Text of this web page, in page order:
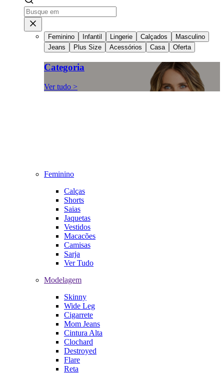
Feminino Infantil Lingerie Calçados
Masculino
Jeans
Plus Size Acessórios Casa Oferta
Categoria
Ver tudo >
Feminino
Calças
Shorts
Saias
Jaquetas
Vestidos
Macacões
Camisas
Sarja
Ver Tudo
Modelagem
Skinny
Wide Leg
Cigarrete
Mom Jeans
Cintura Alta
Clochard
Destroyed
Flare
Reta